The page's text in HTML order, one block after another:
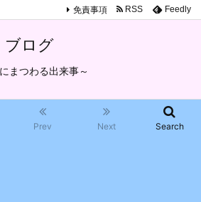
ブログ
まつわる出来事～
Prev Next Search
免責事項 RSS Feedly